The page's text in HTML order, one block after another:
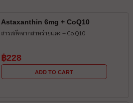
Astaxanthin 6mg + CoQ10
สารสกัดจากสาหร่ายแดง + Co Q10
฿228
ADD TO CART